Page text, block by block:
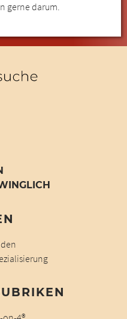
gerne darum.